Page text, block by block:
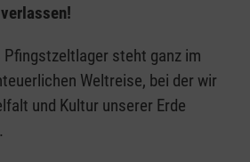
steht ganz im
Weltreise, bei der wir
und Kultur unserer Erde